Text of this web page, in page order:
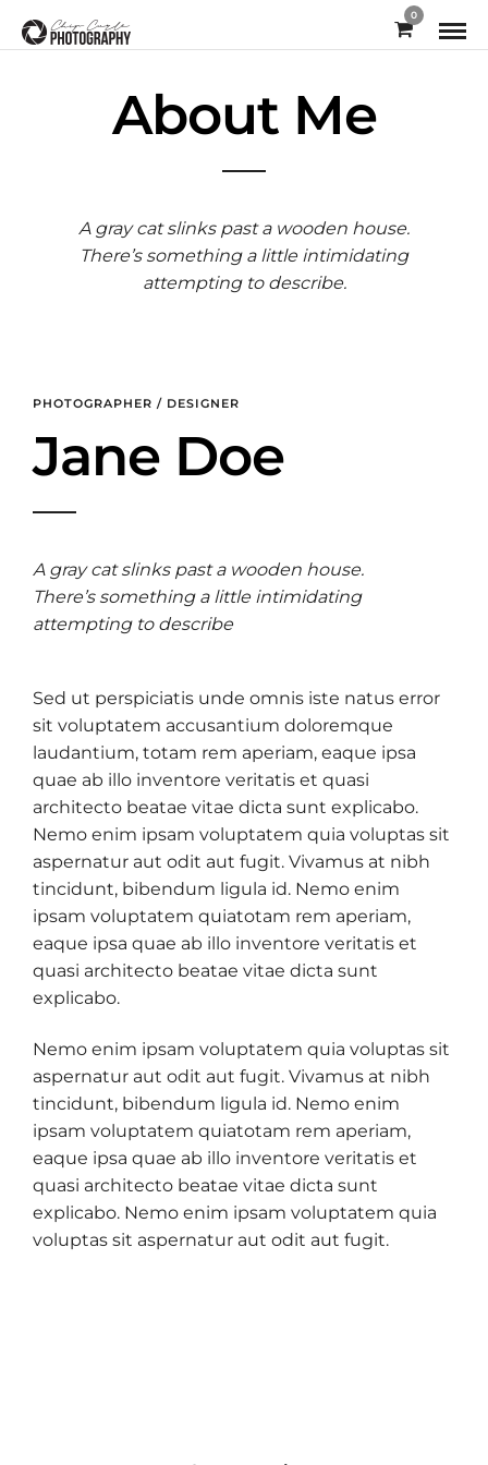
0
About Me
A gray cat slinks past a wooden house.
There’s something a little intimidating
attempting to describe.
PHOTOGRAPHER / DESIGNER
Jane Doe
A gray cat slinks past a wooden house.
There’s something a little intimidating
attempting to describe
Sed ut perspiciatis unde omnis iste natus error
sit voluptatem accusantium doloremque
laudantium, totam rem aperiam, eaque ipsa
quae ab illo inventore veritatis et quasi
architecto beatae vitae dicta sunt explicabo.
Nemo enim ipsam voluptatem quia voluptas sit
aspernatur aut odit aut fugit. Vivamus at nibh
tincidunt, bibendum ligula id. Nemo enim
ipsam voluptatem quiatotam rem aperiam,
eaque ipsa quae ab illo inventore veritatis et
quasi architecto beatae vitae dicta sunt
explicabo.
Nemo enim ipsam voluptatem quia voluptas sit
aspernatur aut odit aut fugit. Vivamus at nibh
tincidunt, bibendum ligula id. Nemo enim
ipsam voluptatem quiatotam rem aperiam,
eaque ipsa quae ab illo inventore veritatis et
quasi architecto beatae vitae dicta sunt
explicabo. Nemo enim ipsam voluptatem quia
voluptas sit aspernatur aut odit aut fugit.